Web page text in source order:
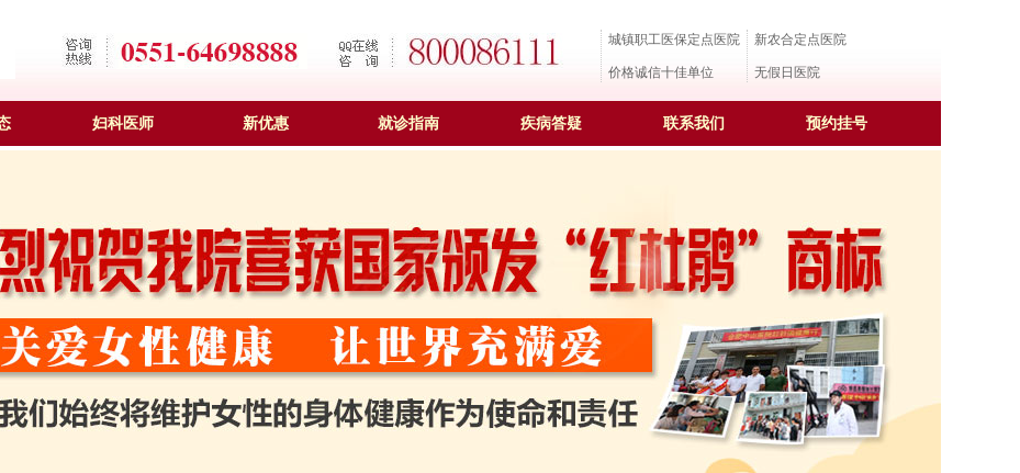
城镇职工医保定点医院
价格诚信十佳单位
新农合定点医院
无假日医院
妇科医师 新优惠 就诊指南 疾病答疑 联系我们 预约挂号